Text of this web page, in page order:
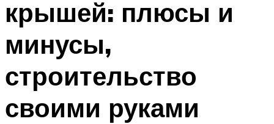
крышей: плюсы и
минусы,
строительство
своими руками